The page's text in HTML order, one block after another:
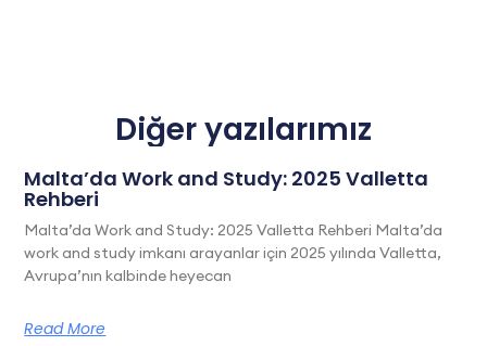
Diğer yazılarımız
Malta’da Work and Study: 2025 Valletta
Rehberi
Malta’da Work and Study: 2025 Valletta Rehberi Malta’da
work and study imkanı arayanlar için 2025 yılında Valletta,
Avrupa’nın kalbinde heyecan
Read More